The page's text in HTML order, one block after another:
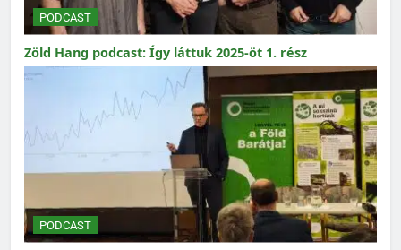
PODCAST
Zöld Hang podcast: Így láttuk 2025-öt 1. rész
PODCAST